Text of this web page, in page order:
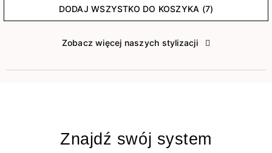
DODAJ WSZYSTKO DO KOSZYKA (7)
Zobacz więcej naszych stylizacji
Znajdź swój system